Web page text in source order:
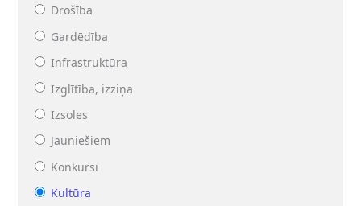
Drošība
Gardēdība
Infrastruktūra
Izglītība, izziņa
Izsoles
Jauniešiem
Konkursi
Kultūra